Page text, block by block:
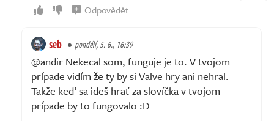
Odpovědět
seb pondělí, 5. 6., 16:39
@andir Nekecal som, funguje je to. V tvojom
prípade vidím že ty by si Valve hry ani nehral.
Takže keď sa ideš hrať za slovíčka v tvojom
prípade by to fungovalo :D